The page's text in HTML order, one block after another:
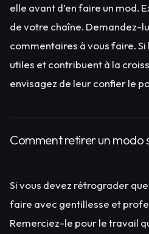
elle avant d’en faire un mod.
de votre chaîne. Demandez-
commentaires à vous faire.
utiles et contribuent à la
envisagez de leur confier le
Comment retirer un modo
Si vous devez rétrograder
faire avec gentillesse et
Remerciez-le pour le travail